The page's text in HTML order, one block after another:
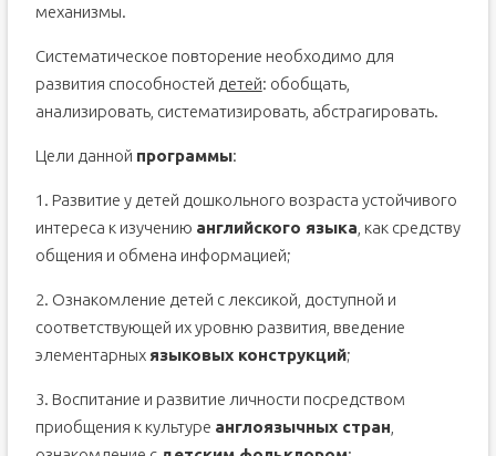
механизмы.
Систематическое повторение необходимо для
развития способностей детей: обобщать,
анализировать, систематизировать, абстрагировать.
Цели данной программы:
1. Развитие у детей дошкольного возраста устойчивого
интереса к изучению английского языка , как средству
общения и обмена информацией;
2. Ознакомление детей с лексикой, доступной и
соответствующей их уровню развития, введение
элементарных языковых конструкций;
3. Воспитание и развитие личности посредством
приобщения к культуре англоязычных стран